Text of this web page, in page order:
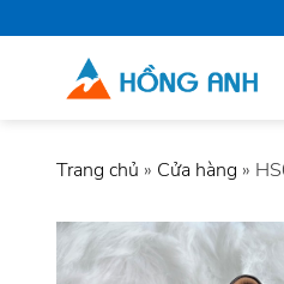
to
Trang chủ » Cửa hàng »